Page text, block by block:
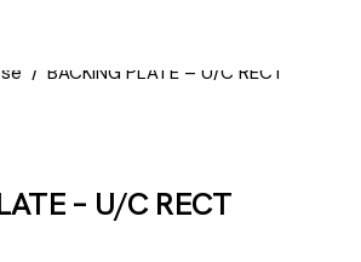
BACKING PLATE – U/C RECT
– U/C RECT